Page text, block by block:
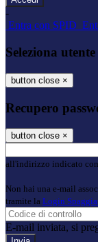
-
Entra con SPID
Seleziona utente
button close ×
Recupero
button close ×
all'indirizzo indicato
Non hai una e-mail
tramite la Login
E-mail inviata, si